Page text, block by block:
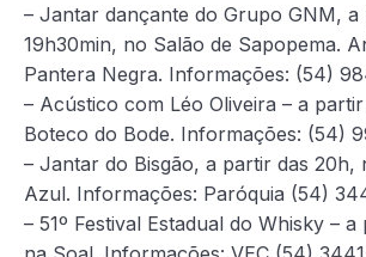
– Jantar dançante do Grupo GNM, a
19h30min, no Salão de Sapopema.
Pantera Negra. Informações: (54)
– Acústico com Léo Oliveira – a
Boteco do Bode. Informações: (54)
– Jantar do Bisgão, a partir das 20h,
Azul. Informações: Paróquia (54)
– 51º Festival Estadual do Whisky –